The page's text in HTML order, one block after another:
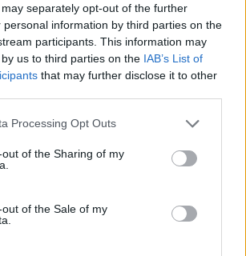
separately opt-out of the further
personal information by third parties on the
participants. This information may
us to third parties on the IAB’s List of
that may further disclose it to other
website/app uses one or more Google
visit or usage behaviour. You may click to
to Google and its third-party tags to
specified purposes in below Google
Processing Opt Outs
of the Sharing of my
of the Sale of my
a comunio-CL?
Champions y no quieres crear
cero, puedes copiar tu comunidad
edición del juego con un sólo click.
tiene que usar la herramienta